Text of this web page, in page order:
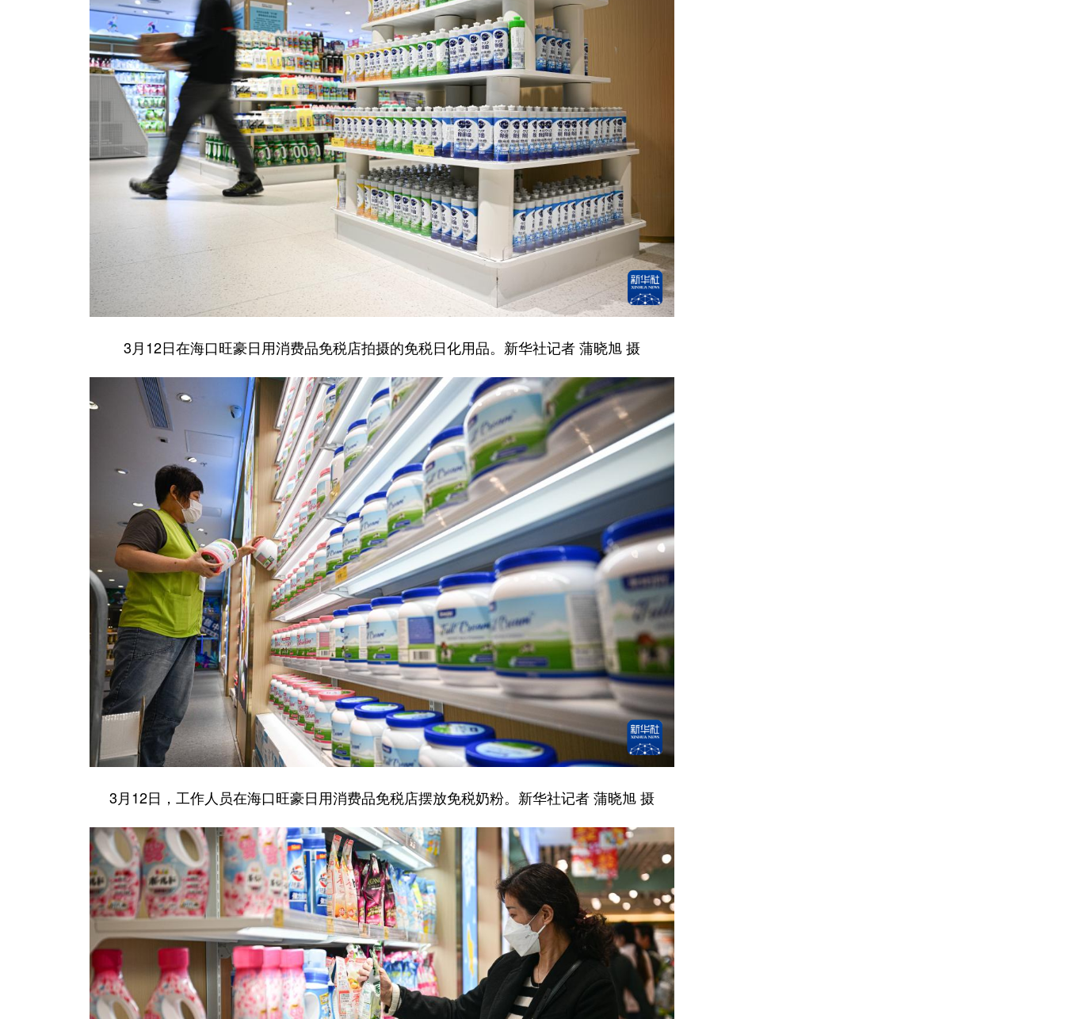
3月12日在海口旺豪日用消费品免税店拍摄的免税日化用品。新华社记者 蒲晓旭 摄
3月12日，工作人员在海口旺豪日用消费品免税店摆放免税奶粉。新华社记者 蒲晓旭 摄